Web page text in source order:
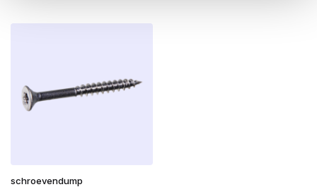
schroevendump